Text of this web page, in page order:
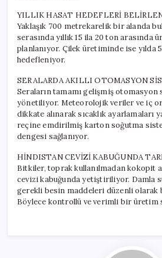
YILLIK HASAT HEDEFLERİ
Yaklaşık 700 metrekarelik bir alanda
serasında yıllık 15 ila 20 ton arasında
planlanıyor. Çilek üretiminde ise yılda
hedefleniyor.
SERALARDA AKILLI OTOMASYON
Seraların tamamı gelişmiş
yönetiliyor. Meteorolojik veriler ve iç
dikkate alınarak sıcaklık ayarlamaları
reçine emdirilmiş karton soğutma
dengesi sağlanıyor.
HİNDISTAN CEVİZİ KABUĞUNDA
Bitkiler, toprak kullanılmadan kokopit
cevizi kabuğunda yetiştiriliyor. Damla
gerekli besin maddeleri düzenli olarak
Böylece kontrollü ve verimli bir üretim